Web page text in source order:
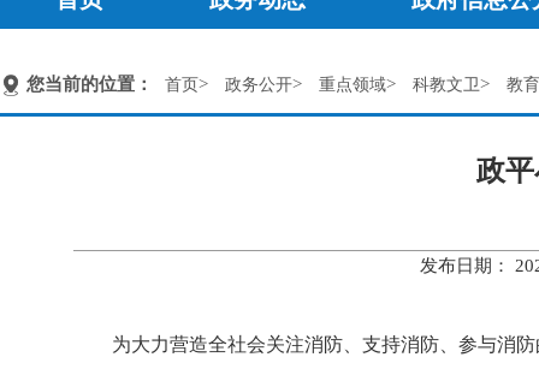
您当前的位置： 首页> 政务公开> 重点领域> 科教文卫> 教
政
发布日期：
为大力营造全社会关注消防、支持消防、参与消